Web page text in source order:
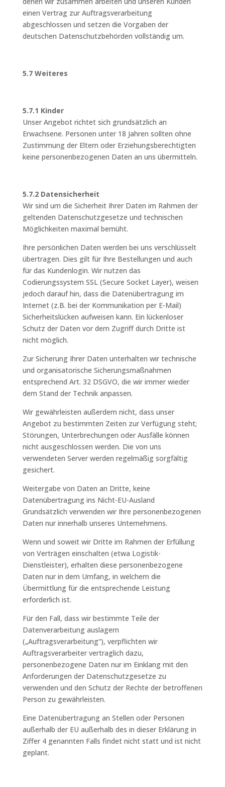
einen Vertrag zur Auftragsverarbeitung
abgeschlossen und setzen die Vorgaben der
deutschen Datenschutzbehörden vollständig um.
5.7 Weiteres
5.7.1 Kinder
Unser Angebot richtet sich grundsätzlich an
Erwachsene. Personen unter 18 Jahren sollten ohne
Zustimmung der Eltern oder Erziehungsberechtigten
keine personenbezogenen Daten an uns übermitteln.
5.7.2 Datensicherheit
Wir sind um die Sicherheit Ihrer Daten im Rahmen der
geltenden Datenschutzgesetze und technischen
Möglichkeiten maximal bemüht.
Ihre persönlichen Daten werden bei uns verschlüsselt
übertragen. Dies gilt für Ihre Bestellungen und auch
für das Kundenlogin. Wir nutzen das
Codierungssystem SSL (Secure Socket Layer), weisen
jedoch darauf hin, dass die Datenübertragung im
Internet (z.B. bei der Kommunikation per E-Mail)
Sicherheitslücken aufweisen kann. Ein lückenloser
Schutz der Daten vor dem Zugriff durch Dritte ist
nicht möglich.
Zur Sicherung Ihrer Daten unterhalten wir technische
und organisatorische Sicherungsmaßnahmen
entsprechend Art. 32 DSGVO, die wir immer wieder
dem Stand der Technik anpassen.
Wir gewährleisten außerdem nicht, dass unser
Angebot zu bestimmten Zeiten zur Verfügung steht;
Störungen, Unterbrechungen oder Ausfälle können
nicht ausgeschlossen werden. Die von uns
verwendeten Server werden regelmäßig sorgfältig
gesichert.
Weitergabe von Daten an Dritte, keine
Datenübertragung ins Nicht-EU-Ausland
Grundsätzlich verwenden wir Ihre personenbezogenen
Daten nur innerhalb unseres Unternehmens.
Wenn und soweit wir Dritte im Rahmen der Erfüllung
von Verträgen einschalten (etwa Logistik-
Dienstleister), erhalten diese personenbezogene
Daten nur in dem Umfang, in welchem die
Übermittlung für die entsprechende Leistung
erforderlich ist.
Für den Fall, dass wir bestimmte Teile der
Datenverarbeitung auslagern
(„Auftragsverarbeitung“), verpflichten wir
Auftragsverarbeiter vertraglich dazu,
personenbezogene Daten nur im Einklang mit den
Anforderungen der Datenschutzgesetze zu
verwenden und den Schutz der Rechte der betroffenen
Person zu gewährleisten.
Eine Datenübertragung an Stellen oder Personen
außerhalb der EU außerhalb des in dieser Erklärung in
Ziffer 4 genannten Falls findet nicht statt und ist nicht
geplant.